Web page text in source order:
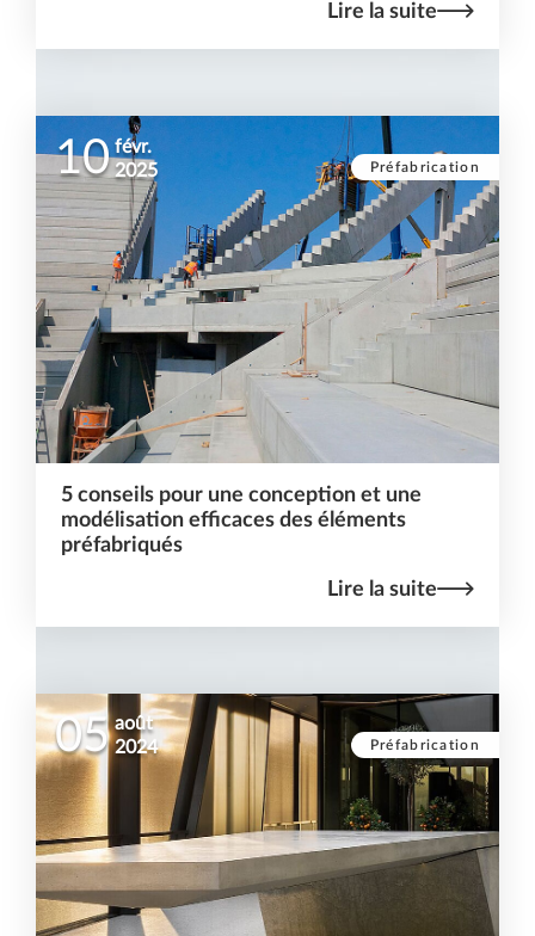
Lire la suite
Préfabrication
10 févr.
2025
5 conseils pour une conception et une
modélisation efficaces des éléments
préfabriqués
Lire la suite
Préfabrication
05 août
2024